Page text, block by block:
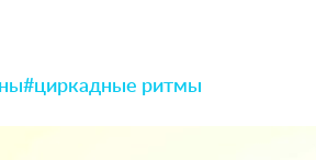
#циркадные ритмы